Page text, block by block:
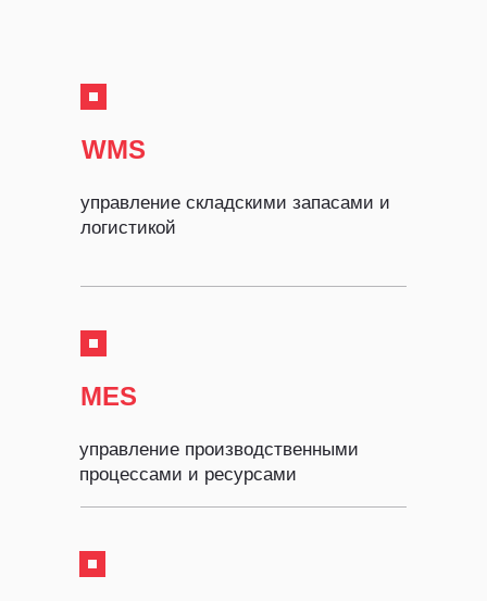
управление складскими запасами и
логистикой
WMS
MES
управление производственными
процессами и ресурсами